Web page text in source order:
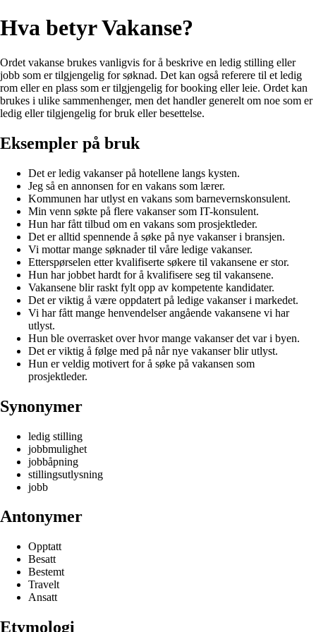
Hva betyr Vakanse?
Ordet vakanse brukes vanligvis for å beskrive en ledig stilling eller
jobb som er tilgjengelig for søknad. Det kan også referere til et ledig
rom eller en plass som er tilgjengelig for booking eller leie. Ordet kan
brukes i ulike sammenhenger, men det handler generelt om noe som er
ledig eller tilgjengelig for bruk eller besettelse.
Eksempler på bruk
Det er ledig vakanser på hotellene langs kysten.
Jeg så en annonsen for en vakans som lærer.
Kommunen har utlyst en vakans som barnevernskonsulent.
Min venn søkte på flere vakanser som IT-konsulent.
Hun har fått tilbud om en vakans som prosjektleder.
Det er alltid spennende å søke på nye vakanser i bransjen.
Vi mottar mange søknader til våre ledige vakanser.
Etterspørselen etter kvalifiserte søkere til vakansene er stor.
Hun har jobbet hardt for å kvalifisere seg til vakansene.
Vakansene blir raskt fylt opp av kompetente kandidater.
Det er viktig å være oppdatert på ledige vakanser i markedet.
Vi har fått mange henvendelser angående vakansene vi har
utlyst.
Hun ble overrasket over hvor mange vakanser det var i byen.
Det er viktig å følge med på når nye vakanser blir utlyst.
Hun er veldig motivert for å søke på vakansen som
prosjektleder.
Synonymer
ledig stilling
jobbmulighet
jobbåpning
stillingsutlysning
jobb
Antonymer
Opptatt
Besatt
Bestemt
Travelt
Ansatt
Etymologi